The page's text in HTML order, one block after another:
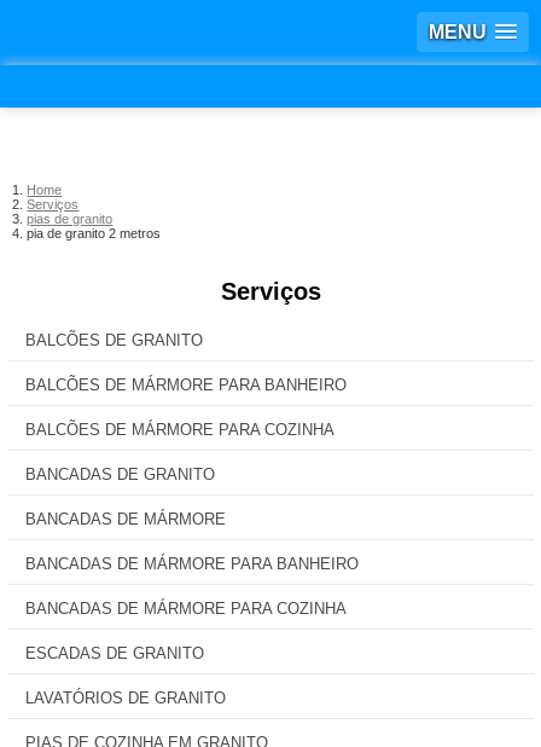
MENU
Home
Serviços
pias de granito
pia de granito 2 metros
Serviços
BALCÕES DE GRANITO
BALCÕES DE MÁRMORE PARA BANHEIRO
BALCÕES DE MÁRMORE PARA COZINHA
BANCADAS DE GRANITO
BANCADAS DE MÁRMORE
BANCADAS DE MÁRMORE PARA BANHEIRO
BANCADAS DE MÁRMORE PARA COZINHA
ESCADAS DE GRANITO
LAVATÓRIOS DE GRANITO
PIAS DE COZINHA EM GRANITO